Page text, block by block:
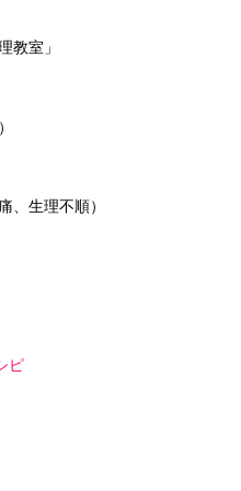
教室」
、生理不順）
ピ